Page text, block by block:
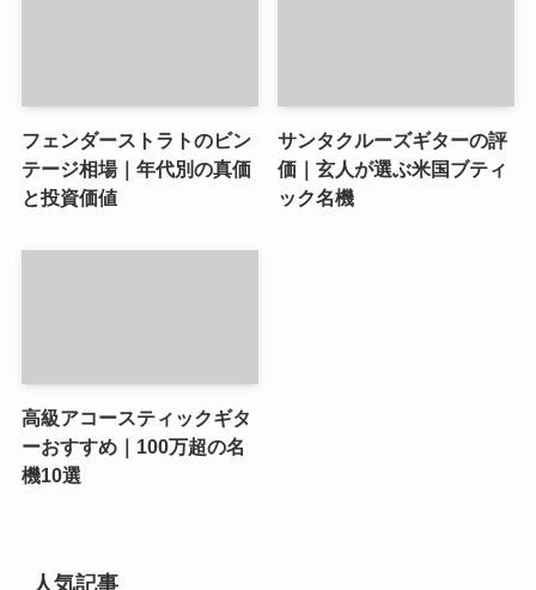
フェンダーストラトのビン
テージ相場｜年代別の真価
と投資価値
サンタクルーズギターの評
価｜玄人が選ぶ米国ブティ
ック名機
高級アコースティックギタ
ーおすすめ｜100万超の名
機10選
人気記事